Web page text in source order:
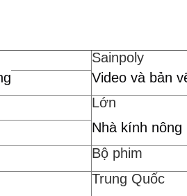
Sainpoly
Video và bản
Lớn
Nhà kính nông
Bộ phim
Trung Quốc